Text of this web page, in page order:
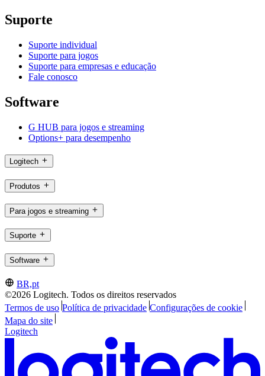
Suporte
Suporte individual
Suporte para jogos
Suporte para empresas e educação
Fale conosco
Software
G HUB para jogos e streaming
Options+ para desempenho
Logitech
Produtos
Para jogos e streaming
Suporte
Software
BR,pt
©2026 Logitech. Todos os direitos reservados
Termos de uso Política de privacidade Configurações de cookie
Mapa do site
Logitech